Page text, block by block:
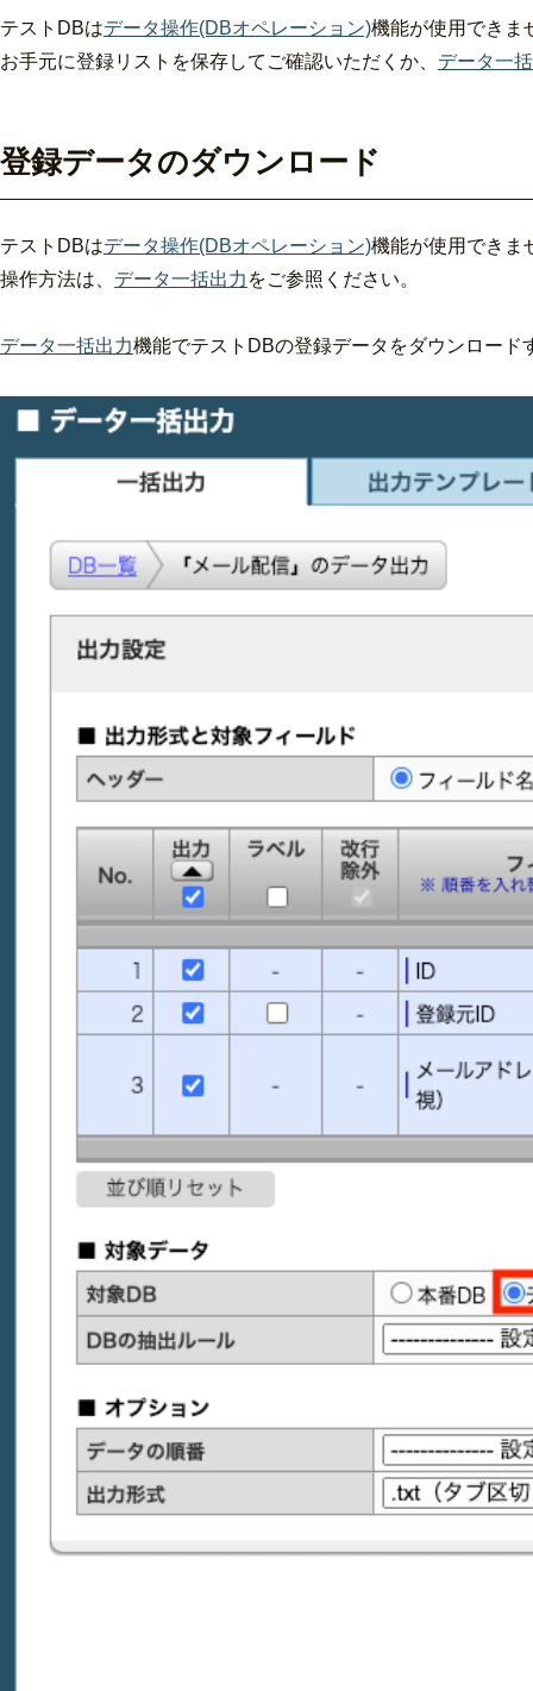
テストDBはデータ操作(DBオペレーション)機能が使用できま
お手元に登録リストを保存してご確認いただくか、 データ一
登録データのダウンロード
テストDBはデータ操作(DBオペレーション)機能が使用できま
操作方法は、 データ一括出力 をご参照ください。
データ一括出力機能でテストDBの登録データをダウンロー